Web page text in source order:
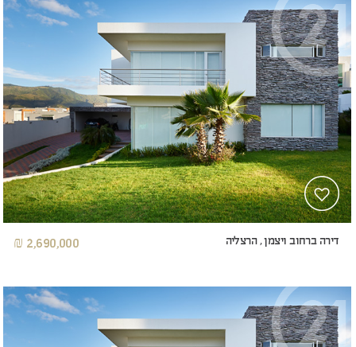
דירה ברחוב ויצמן , הרצליה 2,690,000 ₪